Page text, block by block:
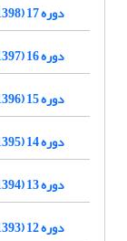
دوره 17 (1398)
دوره 16 (1397)
دوره 15 (1396)
دوره 14 (1395)
دوره 13 (1394)
دوره 12 (1393)